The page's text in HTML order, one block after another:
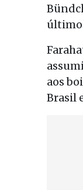
aos
Brasil